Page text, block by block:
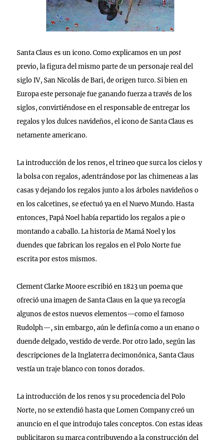
Santa Claus es un icono. Como explicamos en unpost
previo, la figura del mismo parte de un personaje real del
siglo IV, San Nicolás de Bari, de origen turco. Si bien en
Europa este personaje fue ganando fuerza a través de los
siglos, convirtiéndose en el responsable de entregar los
regalos y los dulces navideños, el icono de Santa Claus es
netamente americano.
La introducción de los renos, el trineo que surca los cielos y
la bolsa con regalos, adentrándose por las chimeneas a las
casas y dejando los regalos junto a los árboles navideños o
en los calcetines, se efectuó ya en el Nuevo Mundo. Hasta
entonces, Papá Noel había repartido los regalos a pie o
montando a caballo. La historia de Mamá Noel y los
duendes que fabrican los regalos en el Polo Norte fue
escrita por estos mismos.
Clement Clarke Moore escribió en 1823 un poema que
ofreció una imagen de Santa Claus en la que ya recogía
algunos de estos nuevos elementos—como el famoso
Rudolph—, sin embargo, aún le definía como a un enano o
duende delgado, vestido de verde. Por otro lado, según las
descripciones de la Inglaterra decimonónica, Santa Claus
vestía un traje blanco con tonos dorados.
La introducción de los renos y su procedencia del Polo
Norte, no se extendió hasta que Lomen Company creó un
anuncio en el que introdujo tales conceptos. Con estas ideas
publicitaron su marca contribuyendo a la construcción del